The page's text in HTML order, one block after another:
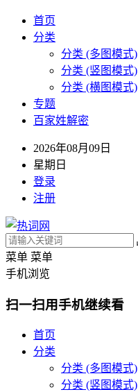
首页
分类
分类 (多图模式)
分类 (竖图模式)
分类 (横图模式)
专题
百家姓解密
2026年08月09日
星期日
登录
注册
菜单 菜单
手机浏览
扫一扫用手机继续看
首页
分类
分类 (多图模式)
分类 (竖图模式)